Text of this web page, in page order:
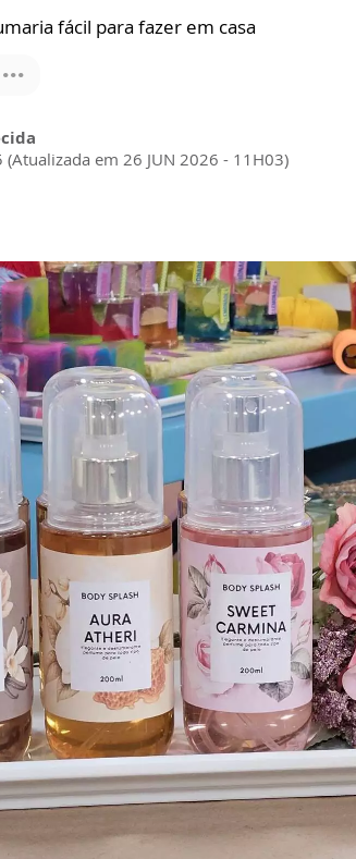
fácil para fazer em casa
em 26 JUN 2026 - 11H03)